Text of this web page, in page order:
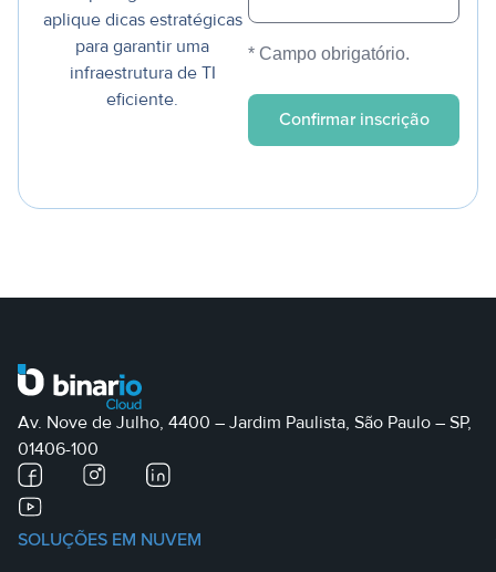
aplique dicas estratégicas
para garantir uma
infraestrutura de TI
eficiente.
* Campo obrigatório.
Av. Nove de Julho, 4400 – Jardim Paulista, São Paulo – SP,
01406-100
SOLUÇÕES EM NUVEM